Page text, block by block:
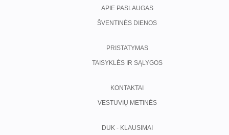
APIE PASLAUGAS
ŠVENTINĖS DIENOS
PRISTATYMAS
TAISYKLĖS IR SĄLYGOS
KONTAKTAI
VESTUVIŲ METINĖS
DUK - KLAUSIMAI